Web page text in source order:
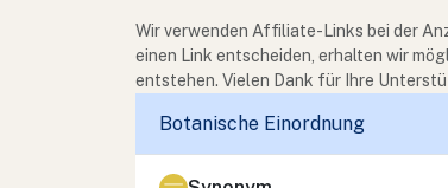
Wir verwenden Affiliate-Links bei der
einen Link entscheiden, erhalten wir
entstehen. Vielen Dank für Ihre
Botanische Einordnung